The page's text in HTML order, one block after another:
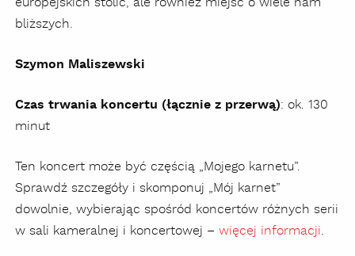
bliższych.
Szymon Maliszewski
Czas trwania koncertu (łącznie z przerwą): ok. 130
minut
Ten koncert może być częścią „Mojego karnetu”.
Sprawdź szczegóły i skomponuj „Mój karnet”
dowolnie, wybierając spośród koncertów różnych serii
w sali kameralnej i koncertowej – więcej informacji.